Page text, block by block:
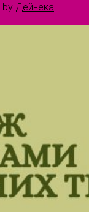
by Дейнека